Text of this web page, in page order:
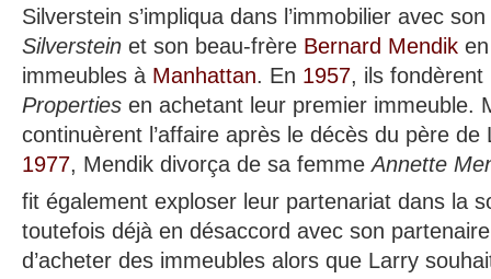
Silverstein s’impliqua dans l’immobilier avec
Silverstein et son beau-frère Bernard Mendik
immeubles à Manhattan. En 1957, ils
Properties en achetant leur premier immeuble.
continuèrent l’affaire après le décès du père
1977, Mendik divorça de sa femmeAnnette
fit également exploser leur partenariat dans la
toutefois déjà en désaccord avec son
d’acheter des immeubles alors que Larry